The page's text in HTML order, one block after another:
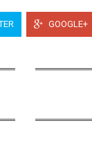
GOOGLE+